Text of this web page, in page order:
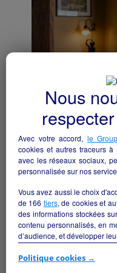
Une
seconde
emblématique
Brinon-
Hôtellerie
Nous
Avec votre accord, le
cookies et autres traceurs
avec les réseaux sociaux,
personnalisée sur nos
Vous avez aussi le choix
de 166 tiers, de cookies et
des informations stockées
contenu personnalisés, en
d’audience, et développer
Si vous continuez sans
Politique cookies →